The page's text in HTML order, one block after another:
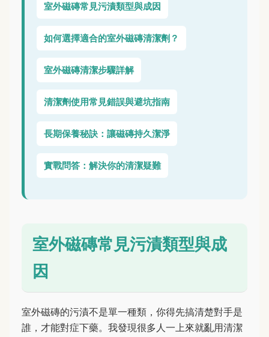
室外磁磚常見污漬類型與成因
如何選擇適合的室外磁磚清潔劑？
室外磁磚清潔步驟詳解
清潔劑使用常見錯誤與避坑指南
長期保養秘訣：讓磁磚持久潔淨
實戰問答：解決你的清潔疑難
室外磁磚常見污漬類型與成
因
室外磁磚的污漬不是單一種類，你得先搞清楚對手是
誰，才能對症下藥。我發現很多人一上來就亂用清潔